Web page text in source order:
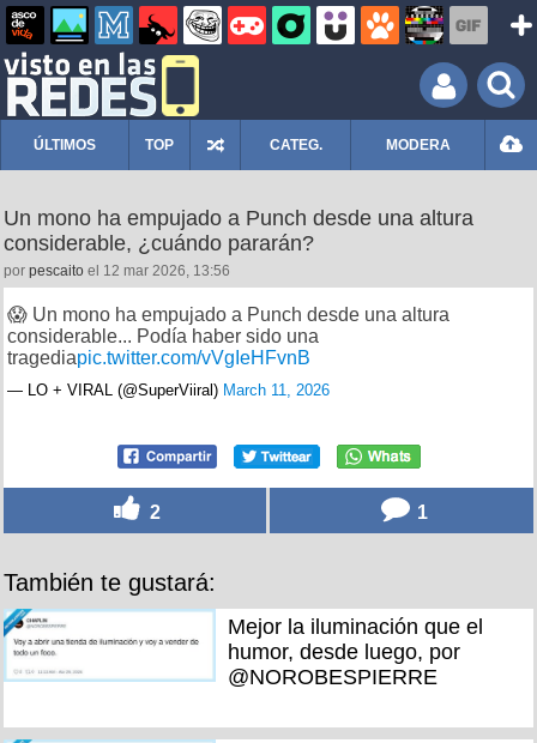
ÚLTIMOS TOP CATEG. MODERA
Un mono ha empujado a Punch desde una altura
considerable, ¿cuándo pararán?
por pescaito el 12 mar 2026, 13:56
😱 Un mono ha empujado a Punch desde una altura
considerable... Podía haber sido una
tragediapic.twitter.com/vVgIeHFvnB
— LO + VIRAL (@SuperViiral) March 11, 2026
2 1
También te gustará:
Mejor la iluminación que el
humor, desde luego, por
@NOROBESPIERRE